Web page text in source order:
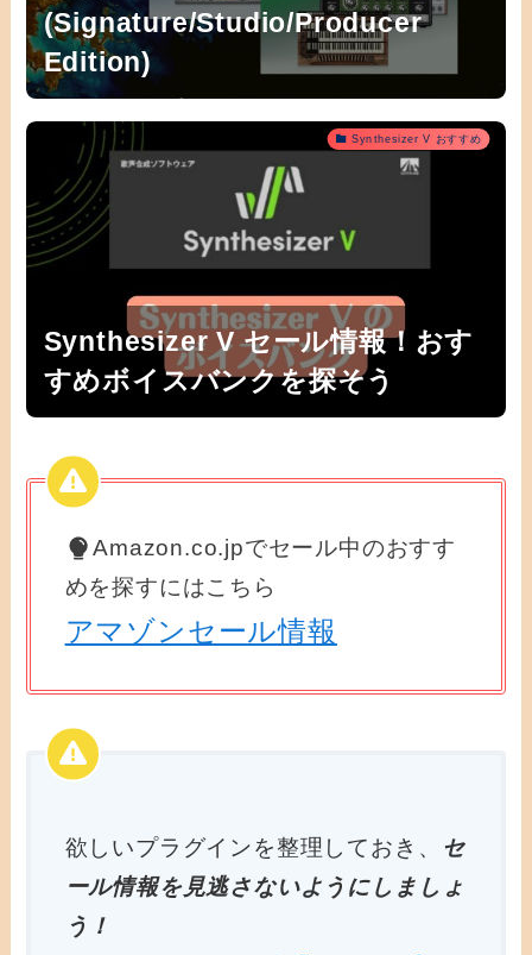
(Signature/Studio/Producer
Edition)
Synthesizer V おすすめ
Synthesizer V セール情報！おす
すめボイスバンクを探そう
Amazon.co.jpでセール中のおすす
めを探すにはこちら
アマゾンセール情報
欲しいプラグインを整理しておき、
セ
ール情報を見逃さないようにしましょ
う！